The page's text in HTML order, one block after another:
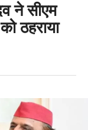
ने सीएम
ठहराया